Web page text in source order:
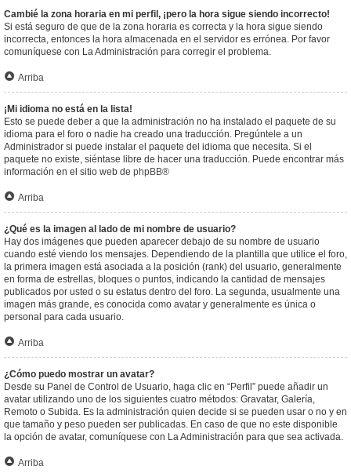
Cambié la zona horaria en mi perfil, ¡pero la hora sigue siendo incorrecto!
Si está seguro de que de la zona horaria es correcta y la hora sigue siendo
incorrecta, entonces la hora almacenada en el servidor es errónea. Por favor
comuníquese con La Administración para corregir el problema.
Arriba
¡Mi idioma no está en la lista!
Esto se puede deber a que la administración no ha instalado el paquete de su
idioma para el foro o nadie ha creado una traducción. Pregúntele a un
Administrador si puede instalar el paquete del idioma que necesita. Si el
paquete no existe, siéntase libre de hacer una traducción. Puede encontrar más
información en el sitio web de phpBB®
Arriba
¿Qué es la imagen al lado de mi nombre de usuario?
Hay dos imágenes que pueden aparecer debajo de su nombre de usuario
cuando esté viendo los mensajes. Dependiendo de la plantilla que utilice el foro,
la primera imagen está asociada a la posición (rank) del usuario, generalmente
en forma de estrellas, bloques o puntos, indicando la cantidad de mensajes
publicados por usted o su estatus dentro del foro. La segunda, usualmente una
imagen más grande, es conocida como avatar y generalmente es única o
personal para cada usuario.
Arriba
¿Cómo puedo mostrar un avatar?
Desde su Panel de Control de Usuario, haga clic en “Perfil” puede añadir un
avatar utilizando uno de los siguientes cuatro métodos: Gravatar, Galería,
Remoto o Subida. Es la administración quien decide si se pueden usar o no y en
que tamaño y peso pueden ser publicadas. En caso de que no este disponible
la opción de avatar, comuníquese con La Administración para que sea activada.
Arriba